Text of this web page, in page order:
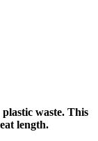
waste. This
length.